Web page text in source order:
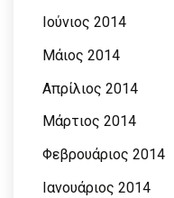
Ιούνιος 2014
Μάιος 2014
Απρίλιος 2014
Μάρτιος 2014
Φεβρουάριος 2014
Ιανουάριος 2014